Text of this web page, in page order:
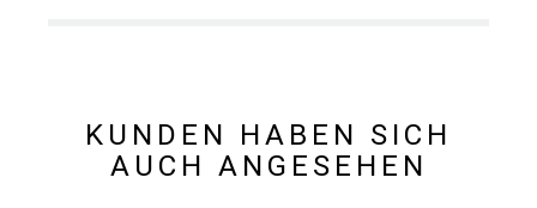
KUNDEN HABEN SICH
AUCH ANGESEHEN